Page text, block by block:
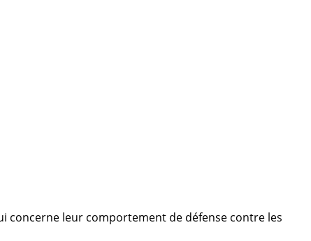
concerne leur comportement de défense contre les